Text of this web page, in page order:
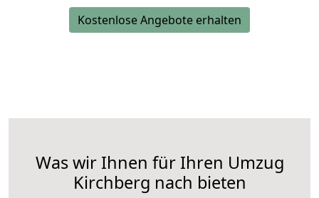
Kostenlose Angebote erhalten
Was wir Ihnen für Ihren Umzug
Kirchberg nach bieten